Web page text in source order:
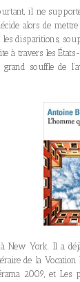
il ne
alors de
disparitions,
à travers les
souffle de
New York. Il a
de la Vocation
2009, et